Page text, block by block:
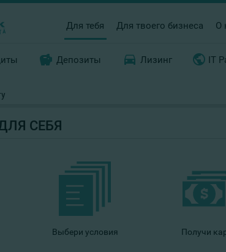
Для тебя Для твоего бизнеса О
Депозиты Лизинг IT
СЕБЯ
Выбери условия Получи